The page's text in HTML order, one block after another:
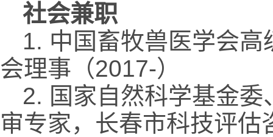
社会兼职
1. 中国畜牧兽医学会
会理事（2017-）
2. 国家自然科学基金
审专家，长春市科技评估